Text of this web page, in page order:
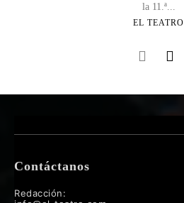
la 11.ª...
EL TEATRO
Contáctanos
Redacción: